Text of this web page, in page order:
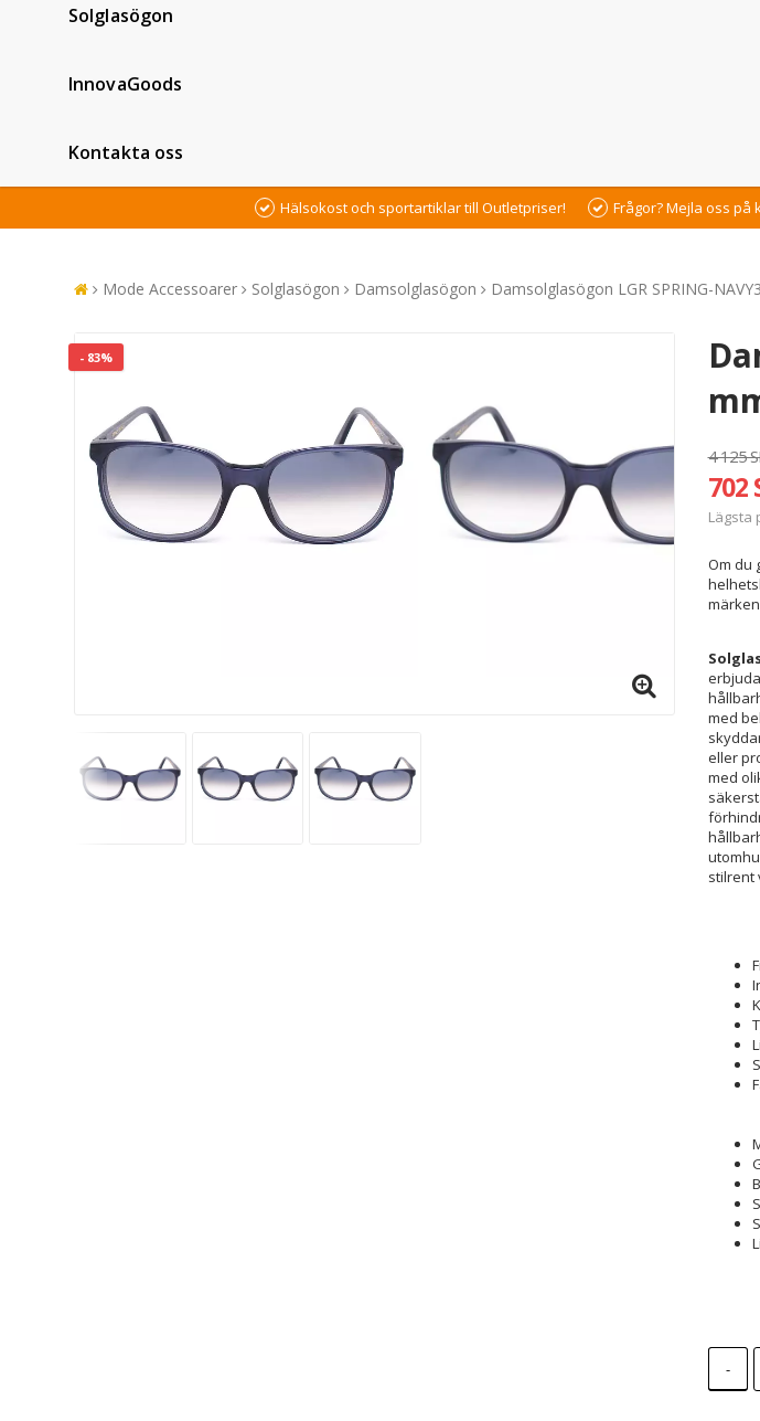
Solglasögon
InnovaGoods
Kontakta oss
Hälsokost och sportartiklar till Outletpriser! Frågor? Mejla oss
Mode Accessoarer Solglasögon Damsolglasögon Damsolglasögon LGR SPRING-
- 83%
4 125
702
Lägsta
Om du
märken
med
eller
med
stilrent
-